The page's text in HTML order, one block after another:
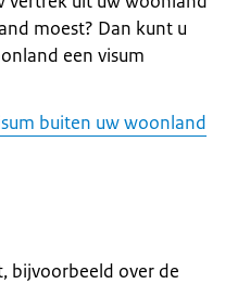
moest? Dan kunt u
een visum
buiten uw woonland
bijvoorbeeld over de